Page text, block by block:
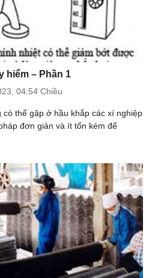
hiểm – Phần 1
04:54 Chiều
có thể gặp ở hầu khắp các xí nghiệp
đơn giản và ít tốn kém để